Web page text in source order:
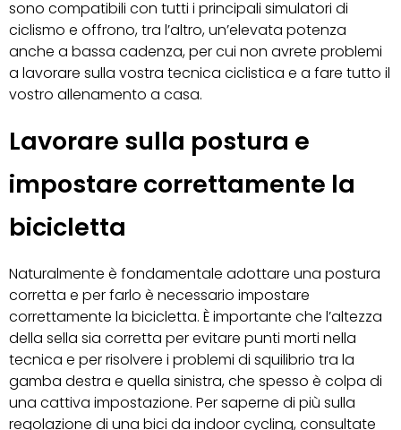
sono compatibili con tutti i principali simulatori di
ciclismo e offrono, tra l’altro, un’elevata potenza
anche a bassa cadenza, per cui non avrete problemi
a lavorare sulla vostra tecnica ciclistica e a fare tutto il
vostro allenamento a casa.
Lavorare sulla postura e
impostare correttamente la
bicicletta
Naturalmente è fondamentale adottare una postura
corretta e per farlo è necessario impostare
correttamente la bicicletta. È importante che l’altezza
della sella sia corretta per evitare punti morti nella
tecnica e per risolvere i problemi di squilibrio tra la
gamba destra e quella sinistra, che spesso è colpa di
una cattiva impostazione. Per saperne di più sulla
regolazione di una bici da indoor cycling, consultate